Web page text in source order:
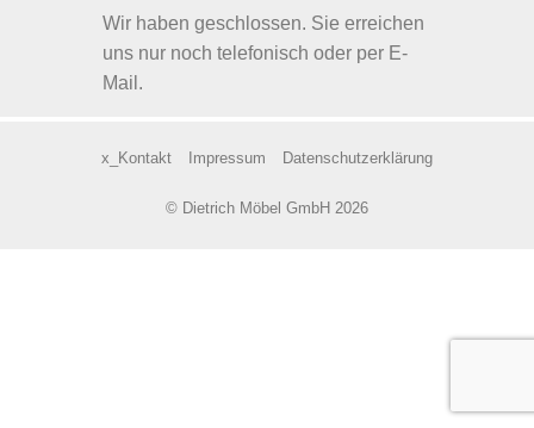
Wir haben geschlossen. Sie erreichen
uns nur noch telefonisch oder per E-
Mail.
x_Kontakt Impressum Datenschutzerklärung
© Dietrich Möbel GmbH 2026